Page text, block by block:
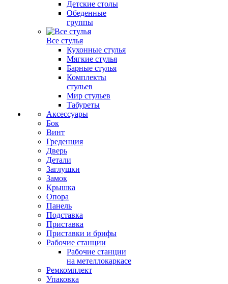
Детские столы
Обеденные
группы
Все стулья
Кухонные стулья
Мягкие стулья
Барные стулья
Комплекты
стульев
Мир стульев
Табуреты
Аксессуары
Бок
Винт
Греденция
Дверь
Детали
Заглушки
Замок
Крышка
Опора
Панель
Подставка
Приставка
Приставки и брифы
Рабочие станции
Рабочие станции
на метеллокаркасе
Ремкомплект
Упаковка